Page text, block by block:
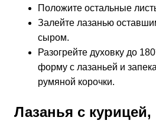
Положите остальные
Залейте лазанью
сыром.
Разогрейте духовку до
форму с лазаньей и
румяной корочки.
Лазанья с